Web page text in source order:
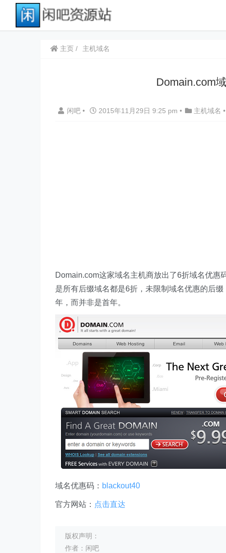
主页 主机域名
Domain.com
闲吧 • 2015年11月29日 9:25 pm • 主机域名 •
Domain.com这家域名主机商放出了6折域名优
是所有后缀域名都是6折，未限制域名优惠的后
年，而并非是首年。
域名优惠码： blackout40
官方网站： 点击直达
版权声明：
作者：闲吧